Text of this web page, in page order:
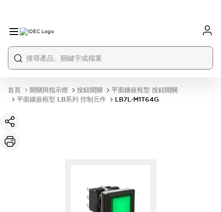
首頁 開關與指示燈 按鈕開關
平面鑲嵌框型 按鈕開關
平面鑲嵌框型 LB系列 控制元件
LB7L-M1T64G